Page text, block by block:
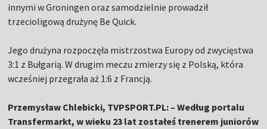
innymi w Groningen oraz samodzielnie prowadził
trzecioligową drużynę Be Quick.
Jego drużyna rozpoczęła mistrzostwa Europy od zwycięstwa
3:1 z Bułgarią. W drugim meczu zmierzy się z Polską, która
wcześniej przegrała aż 1:6 z Francją.
Przemysław Chlebicki, TVPSPORT.PL: – Według portalu
Transfermarkt, w wieku 23 lat zostałeś trenerem juniorów